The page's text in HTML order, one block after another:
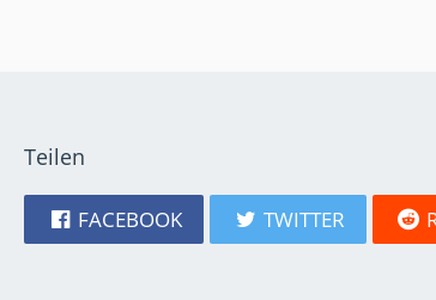
Teilen
FACEBOOK TWITTER